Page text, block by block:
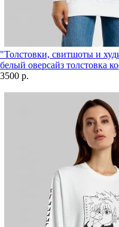
"Толстовки, свитшоты и
белый оверсайз толстовка
3500 р.